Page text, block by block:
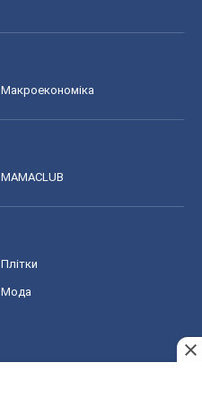
Макроекономіка
MAMACLUB
Плітки
Мода